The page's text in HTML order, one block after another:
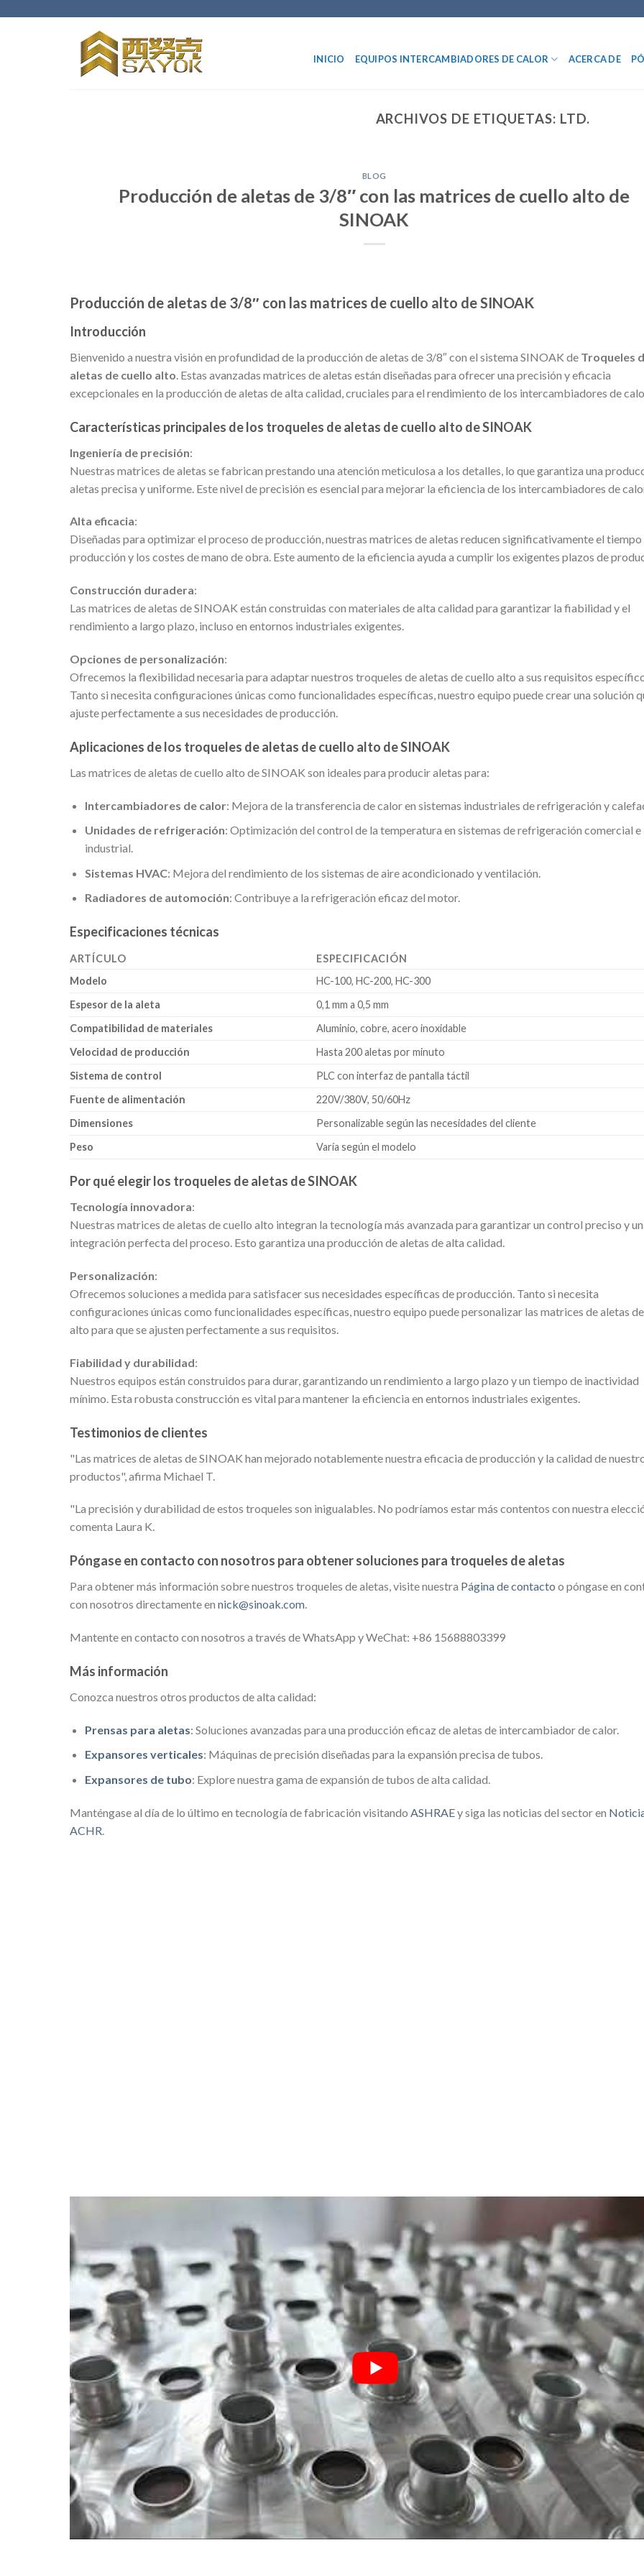
INICIO EQUIPOS INTERCAMBIADORES DE CALOR ACERCA DE
ARCHIVOS DE ETIQUETAS: LTD.
BLOG
Producción de aletas de 3/8″ con las matrices de cuello alto de
SINOAK
Producción de aletas de 3/8″ con las matrices de cuello alto de SINOAK
Introducción
Bienvenido a nuestra visión en profundidad de la producción de aletas de 3/8″ con el sistema SINOAK de Troqueles
aletas de cuello alto . Estas avanzadas matrices de aletas están diseñadas para ofrecer una precisión y eficacia
excepcionales en la producción de aletas de alta calidad, cruciales para el rendimiento de los intercambiadores de
Características principales de los troqueles de aletas de cuello alto de SINOAK
Ingeniería de precisión:
Nuestras matrices de aletas se fabrican prestando una atención meticulosa a los detalles, lo que garantiza una
aletas precisa y uniforme. Este nivel de precisión es esencial para mejorar la eficiencia de los intercambiadores de
Alta eficacia:
Diseñadas para optimizar el proceso de producción, nuestras matrices de aletas reducen significativamente el tiempo
producción y los costes de mano de obra. Este aumento de la eficiencia ayuda a cumplir los exigentes plazos de
Construcción duradera:
Las matrices de aletas de SINOAK están construidas con materiales de alta calidad para garantizar la fiabilidad y el
rendimiento a largo plazo, incluso en entornos industriales exigentes.
Opciones de personalización:
Ofrecemos la flexibilidad necesaria para adaptar nuestros troqueles de aletas de cuello alto a sus requisitos
Tanto si necesita configuraciones únicas como funcionalidades específicas, nuestro equipo puede crear una solución
ajuste perfectamente a sus necesidades de producción.
Aplicaciones de los troqueles de aletas de cuello alto de SINOAK
Las matrices de aletas de cuello alto de SINOAK son ideales para producir aletas para:
Intercambiadores de calor: Mejora de la transferencia de calor en sistemas industriales de refrigeración y
Unidades de refrigeración: Optimización del control de la temperatura en sistemas de refrigeración comercial e
industrial.
Sistemas HVAC: Mejora del rendimiento de los sistemas de aire acondicionado y ventilación.
Radiadores de automoción: Contribuye a la refrigeración eficaz del motor.
Especificaciones técnicas
ARTÍCULO
ESPECIFICACIÓN
Modelo
HC-100, HC-200, HC-300
Espesor de la aleta
0,1 mm a 0,5 mm
Compatibilidad de materiales
Aluminio, cobre, acero inoxidable
Velocidad de producción
Hasta 200 aletas por minuto
Sistema de control
PLC con interfaz de pantalla táctil
Fuente de alimentación
220V/380V, 50/60Hz
Dimensiones
Personalizable según las necesidades del cliente
Peso
Varía según el modelo
Por qué elegir los troqueles de aletas de SINOAK
Tecnología innovadora:
Nuestras matrices de aletas de cuello alto integran la tecnología más avanzada para garantizar un control preciso y
integración perfecta del proceso. Esto garantiza una producción de aletas de alta calidad.
Personalización:
Ofrecemos soluciones a medida para satisfacer sus necesidades específicas de producción. Tanto si necesita
configuraciones únicas como funcionalidades específicas, nuestro equipo puede personalizar las matrices de aletas
alto para que se ajusten perfectamente a sus requisitos.
Fiabilidad y durabilidad:
Nuestros equipos están construidos para durar, garantizando un rendimiento a largo plazo y un tiempo de inactividad
mínimo. Esta robusta construcción es vital para mantener la eficiencia en entornos industriales exigentes.
Testimonios de clientes
"Las matrices de aletas de SINOAK han mejorado notablemente nuestra eficacia de producción y la calidad de
productos", afirma Michael T.
"La precisión y durabilidad de estos troqueles son inigualables. No podríamos estar más contentos con nuestra
comenta Laura K.
Póngase en contacto con nosotros para obtener soluciones para troqueles de aletas
Para obtener más información sobre nuestros troqueles de aletas, visite nuestra Página de contacto o póngase en
con nosotros directamente en nick@sinoak.com.
Mantente en contacto con nosotros a través de WhatsApp y WeChat: +86 15688803399
Más información
Conozca nuestros otros productos de alta calidad:
Prensas para aletas: Soluciones avanzadas para una producción eficaz de aletas de intercambiador de calor.
Expansores verticales: Máquinas de precisión diseñadas para la expansión precisa de tubos.
Expansores de tubo: Explore nuestra gama de expansión de tubos de alta calidad.
Manténgase al día de lo último en tecnología de fabricación visitando ASHRAEy siga las noticias del sector en
ACHR